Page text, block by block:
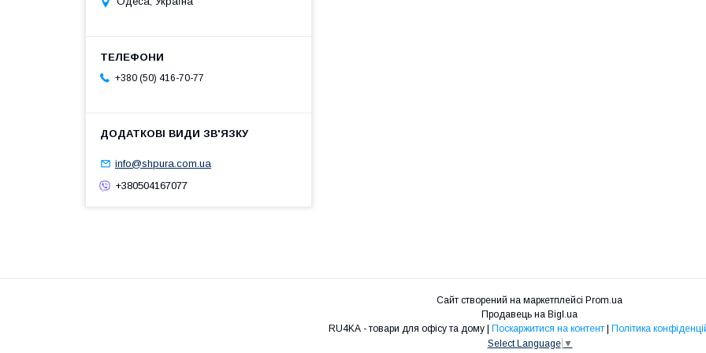
+380 (50) 416-70-77
info@shpura.com.ua
+380504167077
Сайт створений на маркетплейсі Prom.ua
Продавець на Bigl.ua
Поскаржитися на контент
Політика
Select Language ▼